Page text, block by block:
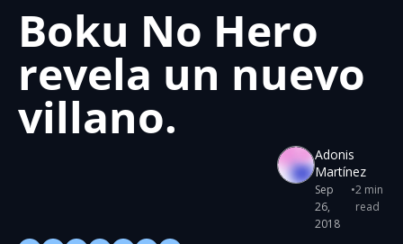
Boku No Hero
revela un nuevo
villano.
Adonis
Martínez
Sep
26,
2018
•2 min
read